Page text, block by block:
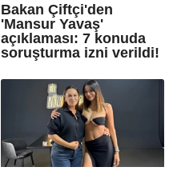
Bakan Çiftçi'den
'Mansur Yavaş'
açıklaması: 7 konuda
soruşturma izni verildi!